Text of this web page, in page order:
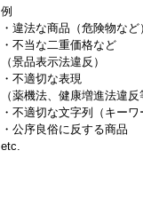
例
・違法な商品（危険物など
・不当な二重価格など
（景品表示法違反）
・不適切な表現
（薬機法、健康増進法違反
・不適切な文字列（キーワ
・公序良俗に反する商品
etc.